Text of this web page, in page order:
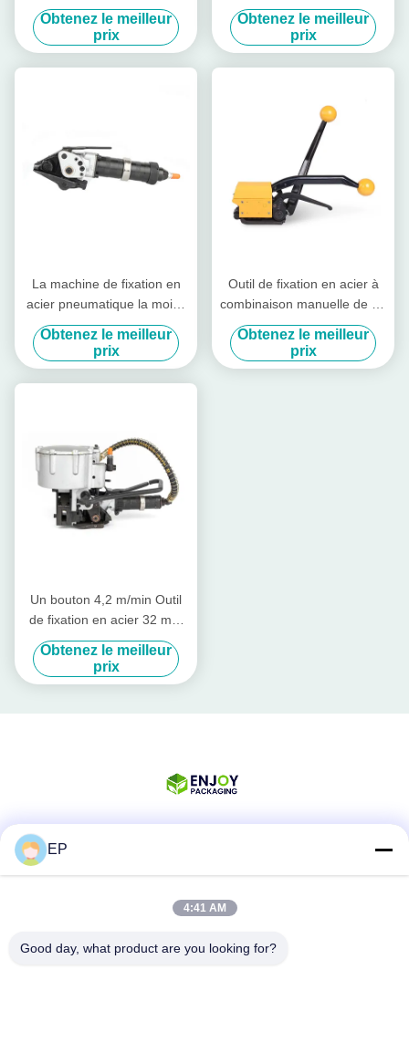
regroupement des bobines
d'acier faciles à utiliser
Obtenez le meilleur
prix
19 mm à 32 mm
Obtenez le meilleur
prix
La machine de fixation en
acier pneumatique la moins
chère
Obtenez le meilleur
prix
Outil de fixation en acier à
combinaison manuelle de 13
à 19 mm Outil de fixation
sans jointure
Obtenez le meilleur
prix
Un bouton 4,2 m/min Outil
de fixation en acier 32 mm
Machine de fixation en acier
pneumatique
Obtenez le meilleur
prix
Contactez rapidement
EP
4:41 AM
Good day, what product are you looking for?